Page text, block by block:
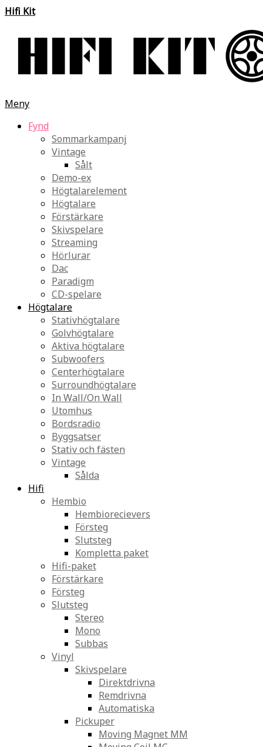
Hifi Kit
Meny
Fynd
Sommarkampanj
Vintage
Sålt
Demo-ex
Högtalarelement
Högtalare
Förstärkare
Skivspelare
Streaming
Hörlurar
Dac
Paradigm
CD-spelare
Högtalare
Stativhögtalare
Golvhögtalare
Aktiva högtalare
Subwoofers
Centerhögtalare
Surroundhögtalare
In Wall/On Wall
Utomhus
Bordsradio
Byggsatser
Stativ och fästen
Vintage
Sålda
Hifi
Hembio
Hembiorecievers
Försteg
Slutsteg
Kompletta paket
Hifi-paket
Förstärkare
Försteg
Slutsteg
Stereo
Mono
Subbas
Vinyl
Skivspelare
Direktdrivna
Remdrivna
Automatiska
Pickuper
Moving Magnet MM